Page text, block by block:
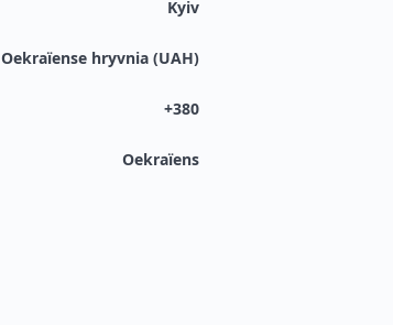
Kyiv
Oekraïense hryvnia (UAH)
+380
Oekraïens